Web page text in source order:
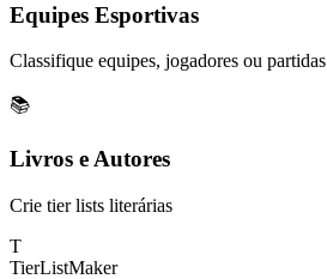
Equipes Esportivas
Classifique equipes, jogadores ou partidas
📚
Livros e Autores
Crie tier lists literárias
T
TierListMaker